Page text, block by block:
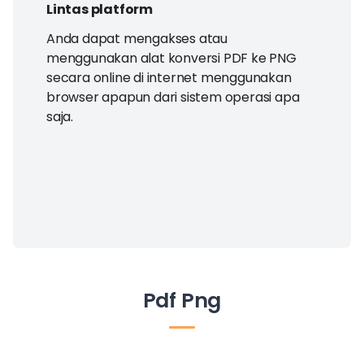
Lintas platform
Anda dapat mengakses atau
menggunakan alat konversi PDF ke PNG
secara online di internet menggunakan
browser apapun dari sistem operasi apa
saja.
Pdf Png